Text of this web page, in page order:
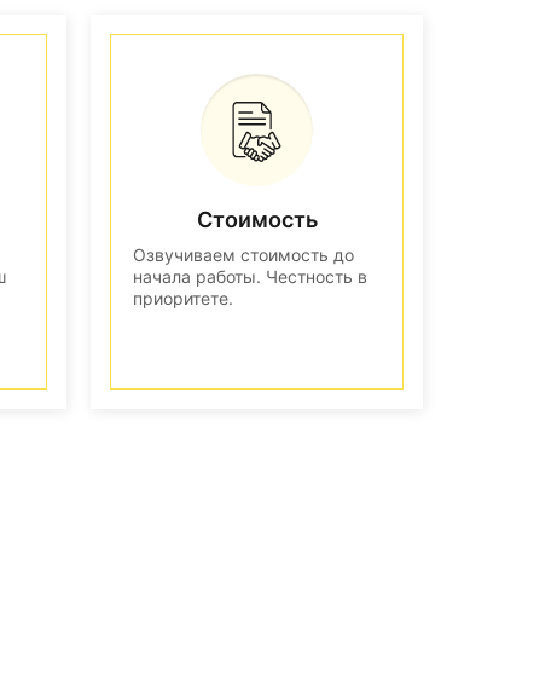
Стоимость
Озвучиваем стоимость до
начала работы. Честность в
приоритете.